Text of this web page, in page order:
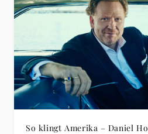
So klingt Amerika – Daniel